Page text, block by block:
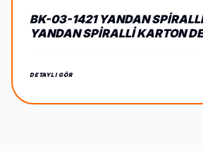
BK-03-1421 YANDAN SPIRALLI
YANDAN SPIRALLI KARTON
DETAYLI GÖR